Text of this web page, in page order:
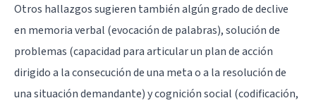
Otros hallazgos sugieren también algún grado de declive
en memoria verbal (evocación de palabras), solución de
problemas (capacidad para articular un plan de acción
dirigido a la consecución de una meta o a la resolución de
una situación demandante) y cognición social (codificación,